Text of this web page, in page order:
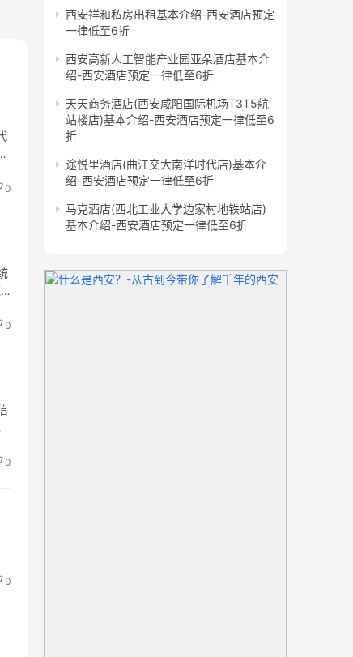
0
0
0
0
西安祥和私房出租基本介绍-西安酒店预定
一律低至6折
西安高新人工智能产业园亚朵酒店基本介
绍-西安酒店预定一律低至6折
天天商务酒店(西安咸阳国际机场T3T5航
站楼店)基本介绍-西安酒店预定一律低至6
折
途悦里酒店(曲江交大南洋时代店)基本介
绍-西安酒店预定一律低至6折
马克酒店(西北工业大学边家村地铁站店)
基本介绍-西安酒店预定一律低至6折